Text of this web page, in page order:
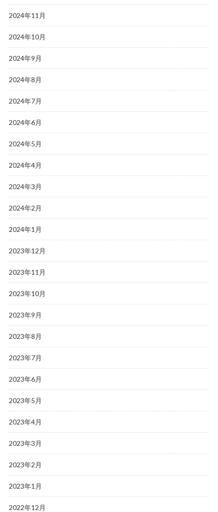
2024年11月
2024年10月
2024年9月
2024年8月
2024年7月
2024年6月
2024年5月
2024年4月
2024年3月
2024年2月
2024年1月
2023年12月
2023年11月
2023年10月
2023年9月
2023年8月
2023年7月
2023年6月
2023年5月
2023年4月
2023年3月
2023年2月
2023年1月
2022年12月